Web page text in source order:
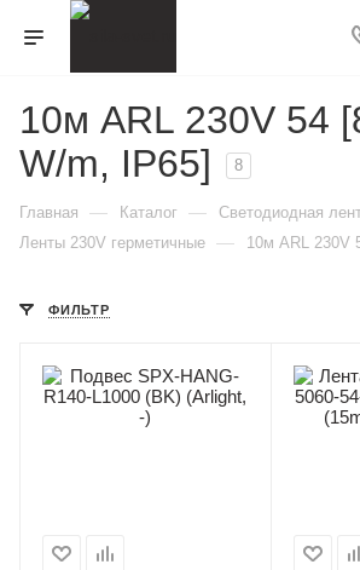
10м ARL 230V 54
W/m, IP65]
8
Главная — Каталог — Светодиодная
Ленты 230V герметичные — 10м ARL 230V
ФИЛЬТР